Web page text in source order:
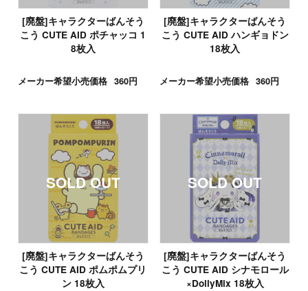
[廃盤]キャラクターばんそう
こう CUTE AID ポチャッコ 1
8枚入
メーカー希望小売価格 360円
[廃盤]キャラクターばんそう
こう CUTE AID ハンギョドン
18枚入
メーカー希望小売価格 360円
[廃盤]キャラクターばんそう
こう CUTE AID ポムポムプリ
ン 18枚入
[廃盤]キャラクターばんそう
こう CUTE AID シナモロール
×DollyMix 18枚入